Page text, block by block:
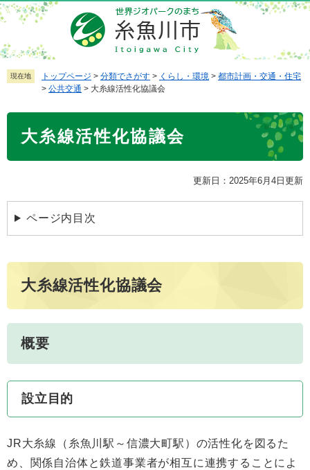
ペ
ー
ジ
の
先
メ
ニ
ュ
ー
を
本
現在地 トップページ > 分類でさがす > くらし・環境 > 都市計画・交通・住宅
> 公共交通 > 大糸線活性化協議会
大糸線活性化協議会
更新日：2025年6月4日更新
ページ内目次
大糸線活性化協議会
概要
設立目的
JR大糸線（糸魚川駅～信濃大町駅）の活性化を図るた
め、関係自治体と鉄道事業者が相互に連携することによ